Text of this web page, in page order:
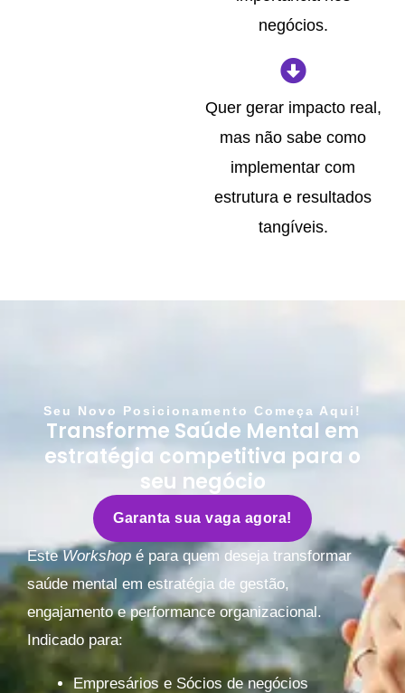
negócios.
Quer gerar impacto real,
mas não sabe como
implementar com
estrutura e resultados
tangíveis.
Seu Novo Posicionamento Começa Aqui!
Transforme Saúde Mental em
estratégia competitiva para o
seu negócio
Garanta sua vaga agora!
EsteWorkshop é para quem deseja transformar
saúde mental em estratégia de gestão,
engajamento e performance organizacional.
Indicado para:
Empresários e Sócios de negócios